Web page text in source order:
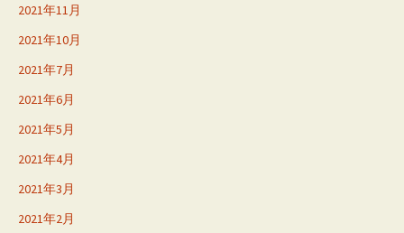
2021年11月
2021年10月
2021年7月
2021年6月
2021年5月
2021年4月
2021年3月
2021年2月